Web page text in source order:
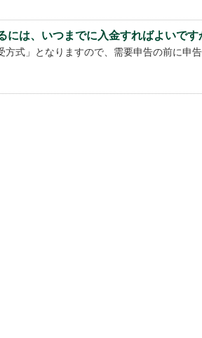
は、いつまでに入金すればよいです
式」となりますので、需要申告の前に申